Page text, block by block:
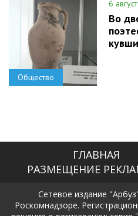
Общество
6
Во
ГЛАВНАЯ
РАЗМЕЩЕНИЕ
Сетевое издание
Роскомнадзоре.